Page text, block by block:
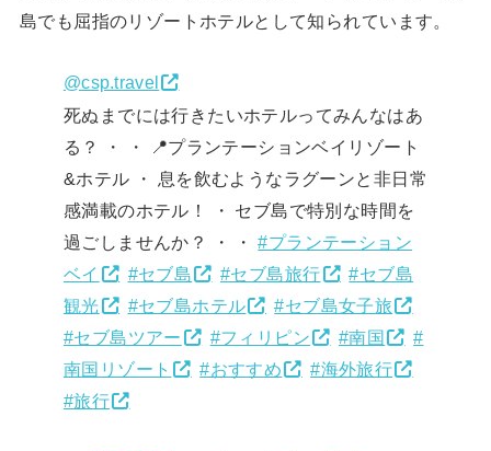
島でも屈指のリゾートホテルとして知られています。
@csp.travel
死ぬまでには行きたいホテルってみんなはあ
る？ ・ ・ 📍プランテーションベイリゾート
&ホテル ・ 息を飲むようなラグーンと非日常
感満載のホテル！ ・ セブ島で特別な時間を
過ごしませんか？ ・ ・#プランテーション
ベイ
#セブ島 #セブ島旅行
#セブ島
観光
#セブ島ホテル
#セブ島女子旅
#セブ島ツアー
#フィリピン #南国
#
南国リゾート
#おすすめ
#海外旅行
#旅行